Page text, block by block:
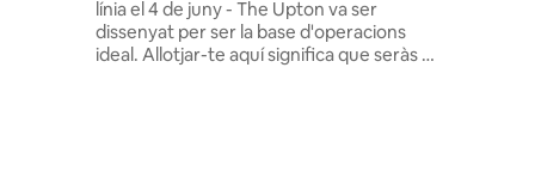
línia el 4 de juny - The Upton va ser
dissenyat per ser la base d'operacions
ideal. Allotjar-te aquí significa que seràs a